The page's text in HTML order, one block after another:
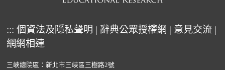
::: 個資法及隱私聲明 | 辭典公眾授權網 | 意見交流 |
網網相連
三峽總院區：新北市三峽區三樹路2號